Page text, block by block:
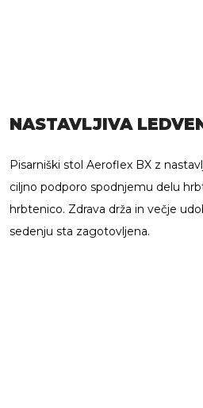
NASTAVLJIVA
Pisarniški stol Aeroflex BX z
ciljno podporo spodnjemu delu
hrbtenico. Zdrava drža in večje
sedenju sta zagotovljena.